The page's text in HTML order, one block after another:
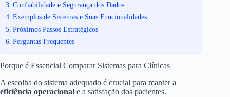
Confiabilidade e Segurança dos Dados
Exemplos de Sistemas e Suas Funcionalidades
Próximos Passos Estratégicos
Perguntas Frequentes
Porque é Essencial Comparar Sistemas para Clínicas
A escolha do sistema adequado é crucial para manter a
eficiência operacional e a satisfação dos pacientes.